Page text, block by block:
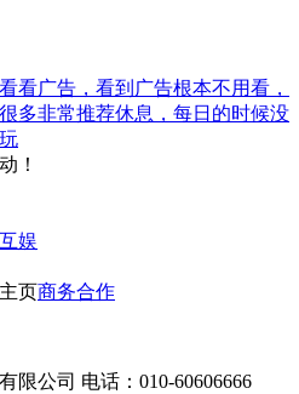
看广告，看到广告根本不用看，
多非常推荐休息，每日的时候没
！
娱
页商务合作
限公司 电话：010-60606666